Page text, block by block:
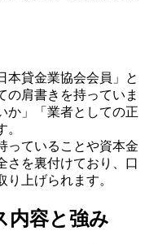
本貸金業協会会員」と
の肩書きを持っていま
か」「業者としての正
っていることや資本金
さを裏付けており、口
上げられます。
内容と強み